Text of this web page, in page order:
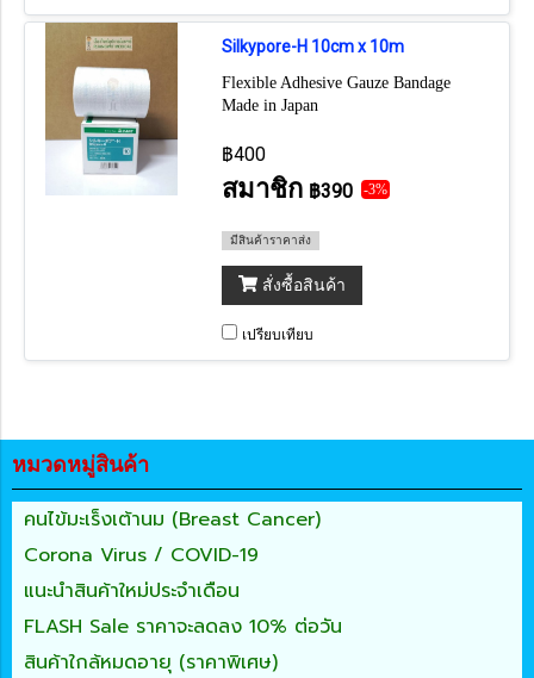
Silkypore-H 10cm x 10m
Flexible Adhesive Gauze Bandage
Made in Japan
฿400
สมาชิก ฿390 -3%
มีสินค้าราคาส่ง
สั่งซื้อสินค้า
เปรียบเทียบ
หมวดหมู่สินค้า
คนไข้มะเร็งเต้านม (Breast Cancer)
Corona Virus / COVID-19
แนะนำสินค้าใหม่ประจำเดือน
FLASH Sale ราคาจะลดลง 10% ต่อวัน
สินค้าใกล้หมดอายุ (ราคาพิเศษ)